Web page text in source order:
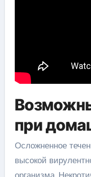
при
Осложненное
высокой